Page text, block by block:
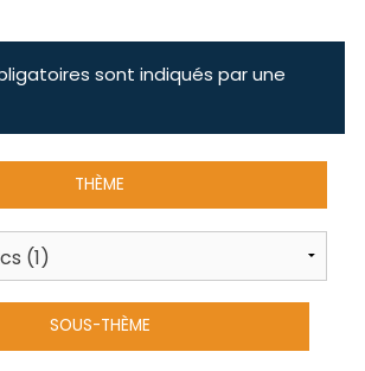
sont indiqués par une
THÈME
SOUS-THÈME